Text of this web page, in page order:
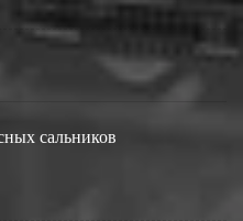
сальников